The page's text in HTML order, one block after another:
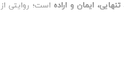
ایمان و اراده است؛ روایتی از